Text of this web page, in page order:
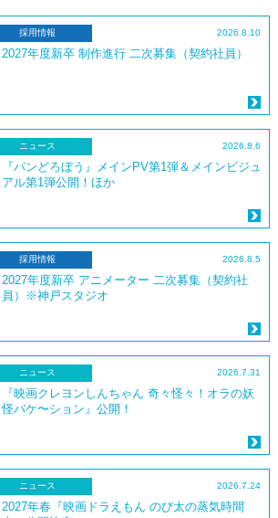
採用情報 2026.8.10
2027年度新卒 制作進行 二次募集（契約社員）
ニュース 2026.8.6
『パンどろぼう』メインPV第1弾＆メインビジュ
アル第1弾公開！ほか
採用情報 2026.8.5
2027年度新卒 アニメーター 二次募集（契約社
員）※神戸スタジオ
ニュース 2026.7.31
『映画クレヨンしんちゃん 奇々怪々！オラの妖
怪バケ〜ション』公開！
ニュース 2026.7.24
2027年春『映画ドラえもん のび太の蒸気時間